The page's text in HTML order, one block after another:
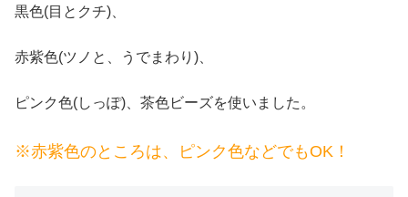
黒色(目とクチ)、
赤紫色(ツノと、うでまわり)、
ピンク色(しっぽ)、茶色ビーズを使いました。
※赤紫色のところは、ピンク色などでもOK！